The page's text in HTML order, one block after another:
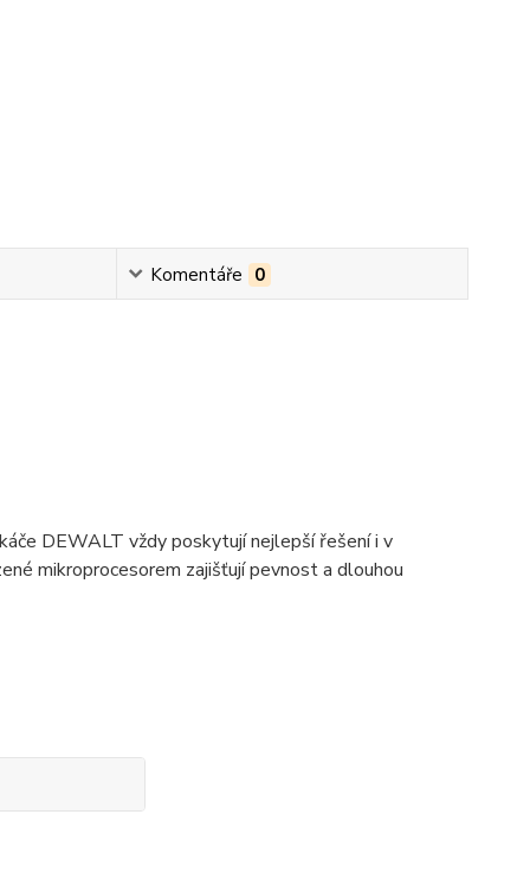
Komentáře 0
DEWALT vždy poskytují nejlepší řešení i v
mikroprocesorem zajišťují pevnost a dlouhou